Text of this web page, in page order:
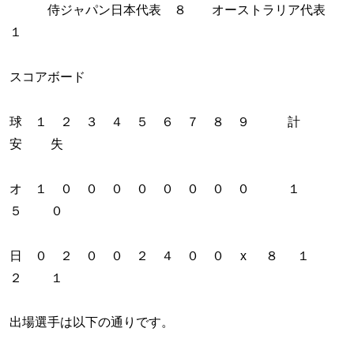
侍ジャパン日本代表 ８ オーストラリア代表
１
スコアボード
球 １ ２ ３ ４ ５ ６ ７ ８ ９ 計
安 失
オ １ ０ ０ ０ ０ ０ ０ ０ ０ １
５ ０
日 ０ ２ ０ ０ ２ ４ ０ ０ x ８ １
２ １
出場選手は以下の通りです。